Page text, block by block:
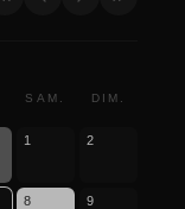
SAM. DIM.
1 2
8 9